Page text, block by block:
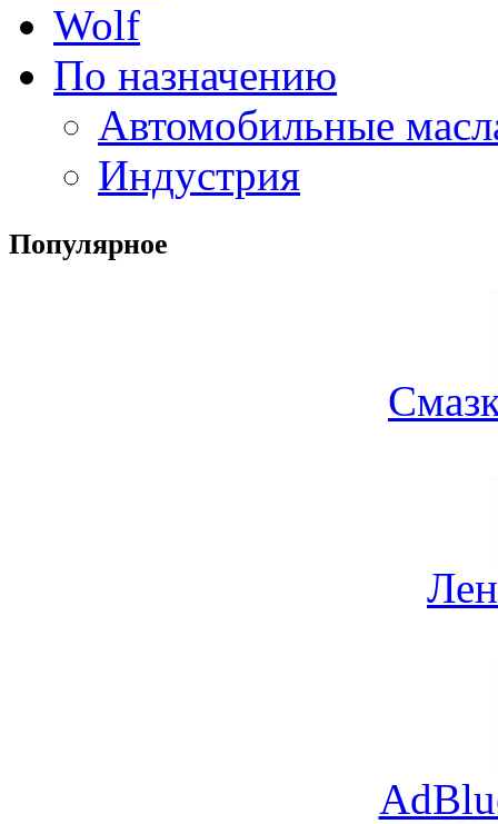
Wolf
По назначению
Автомобильные
Индустрия
Популярное